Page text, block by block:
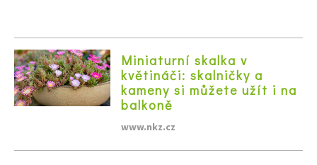
Miniaturní skalka v
květináči: skalničky a
kameny si můžete užít i na
balkoně
www.nkz.cz